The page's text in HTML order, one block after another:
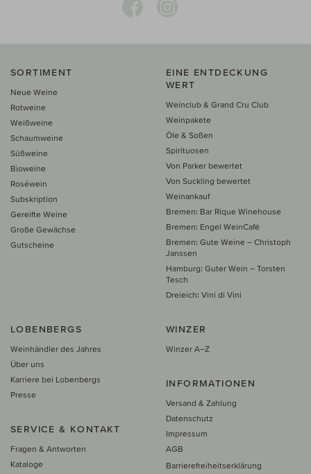
SORTIMENT
Neue Weine
Rotweine
Weißweine
Schaumweine
Süßweine
Bioweine
Roséwein
Subskription
Gereifte Weine
Große Gewächse
Gutscheine
EINE ENTDECKUNG
WERT
Weinclub & Grand Cru Club
Weinpakete
Öle & Soßen
Spirituosen
Von Parker bewertet
Von Suckling bewertet
Weinankauf
Bremen: Bar Rique Winehouse
Bremen: Engel WeinCafé
Bremen: Gute Weine – Christoph
Janssen
Hamburg: Guter Wein – Torsten
Tesch
Dreieich: Vini di Vini
LOBENBERGS
Weinhändler des Jahres
Über uns
Karriere bei Lobenbergs
Presse
SERVICE & KONTAKT
Fragen & Antworten
Kataloge
WINZER
Winzer A–Z
INFORMATIONEN
Versand & Zahlung
Datenschutz
Impressum
AGB
Barrierefreiheitserklärung